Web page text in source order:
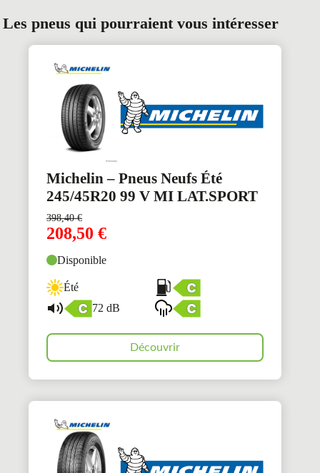
Les pneus qui pourraient vous intéresser
Michelin – Pneus Neufs Été
245/45R20 99 V MI LAT.SPORT
398,40€
208,50 €
Disponible
Été
72 dB
Découvrir